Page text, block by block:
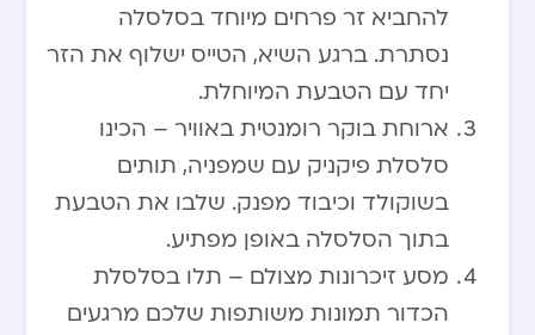
להחביא זר פרחים מיוחד בסלסלה
נסתרת. ברגע השיא, הטייס ישלוף את הזר
יחד עם הטבעת המיוחלת.
ארוחת בוקר רומנטית באוויר – הכינו
סלסלת פיקניק עם שמפניה, תותים
בשוקולד וכיבוד מפנק. שלבו את הטבעת
בתוך הסלסלה באופן מפתיע.
מסע זיכרונות מצולם – תלו בסלסלת
הכדור תמונות משותפות שלכם מרגעים